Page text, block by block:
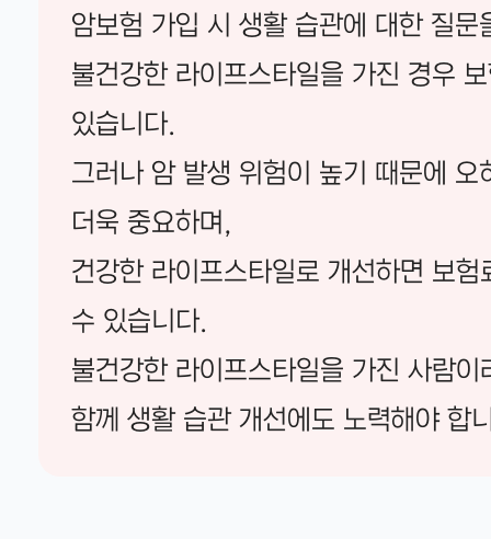
암보험 가입 시 생활 습관에 대한 질문
불건강한 라이프스타일을 가진 경우
있습니다.
그러나 암 발생 위험이 높기 때문에 오
더욱 중요하며,
건강한 라이프스타일로 개선하면 보
수 있습니다.
불건강한 라이프스타일을 가진 사람이
함께 생활 습관 개선에도 노력해야 합